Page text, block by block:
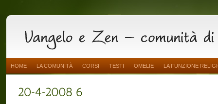
HOME LA COMUNITÀ CORSI TESTI OMELIE LA FUNZIONE